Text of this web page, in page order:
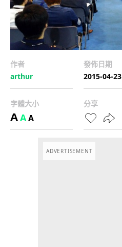
作者
arthur
發佈日期
2015-04-23
字體大小
AAA
分享
ADVERTISEMENT